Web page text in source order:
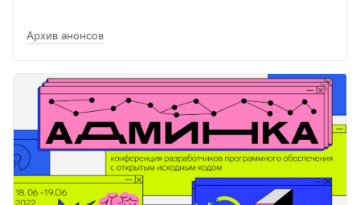
Архив анонсов